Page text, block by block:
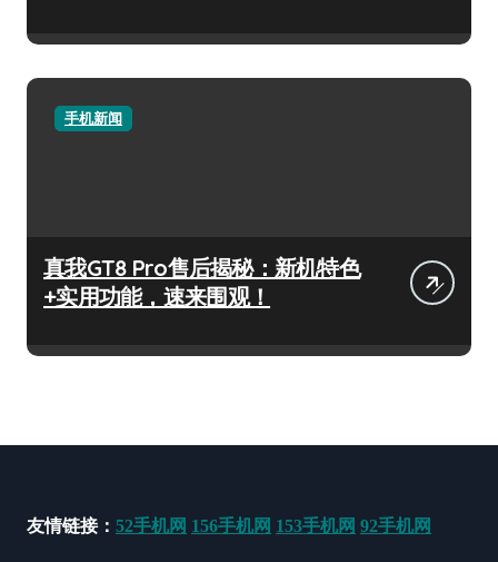
手机新闻
真我GT8 Pro售后揭秘：新机特色
+实用功能，速来围观！
友情链接： 52手机网 156手机网 153手机网 92手机网